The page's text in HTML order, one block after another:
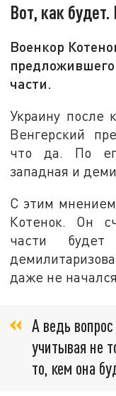
Вот, как
Военкор
части.
Украину после
Венгерский
что да. По
западная и
С этим
Котенок. Он
части
даже не
А ведь
учитывая не
то, кем она